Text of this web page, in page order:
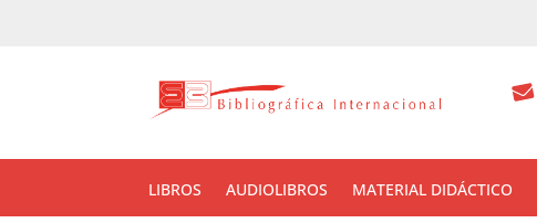
LIBROS AUDIOLIBROS MATERIAL DIDÁCTICO